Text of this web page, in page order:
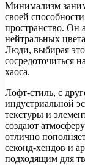
Минимализм
своей
пространство. Он
нейтральных
Люди, выбирая
сосредоточиться
хаоса.
Лофт-стиль, с
индустриальной
текстуры и
создают
отлично
секонд-хендов и
подходящим для